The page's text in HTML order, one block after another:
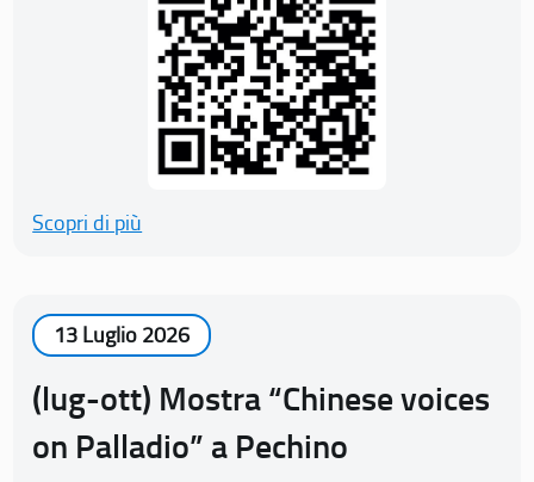
Scopri di più
13 Luglio 2026
(lug-ott) Mostra “Chinese voices
on Palladio” a Pechino